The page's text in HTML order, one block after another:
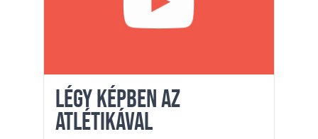
LÉGY KÉPBEN AZ
ATLÉTIKÁVAL